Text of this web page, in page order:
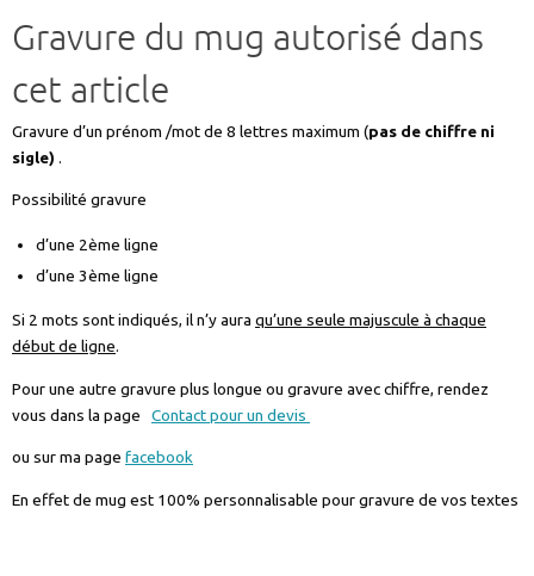
ref
EPUISE
Gravure du mug autorisé dans
cet article
Gravure d’un prénom /mot de 8 lettres maximum (pas de chiffre ni
sigle) .
Possibilité gravure
d’une 2ème ligne
d’une 3ème ligne
Si 2 mots sont indiqués, il n’y aura qu’une seule majuscule à chaque
début de ligne.
Pour une autre gravure plus longue ou gravure avec chiffre, rendez
vous dans la page Contact pour un devis
ou sur ma page facebook
En effet de mug est 100% personnalisable pour gravure de vos textes